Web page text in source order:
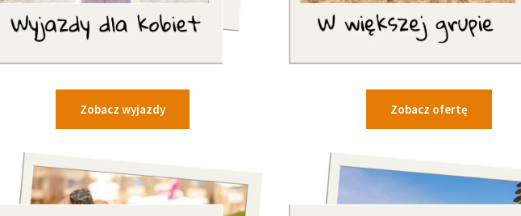
Zobacz wyjazdy Zobacz ofertę